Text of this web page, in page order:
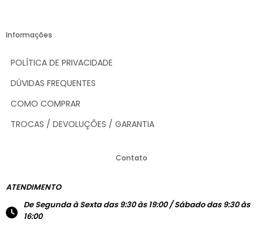
Informações
POLÍTICA DE PRIVACIDADE
DÚVIDAS FREQUENTES
COMO COMPRAR
TROCAS / DEVOLUÇÕES / GARANTIA
Contato
ATENDIMENTO
De Segunda à Sexta das 9:30 às 19:00 / Sábado das 9:30 às
16:00